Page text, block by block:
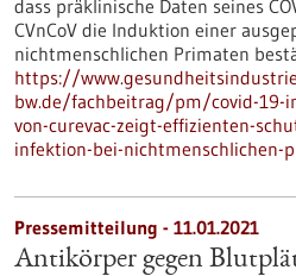
dass präklinische Daten seines
CVnCoV die Induktion einer
nichtmenschlichen Primaten
https://
bw.de/fachbeitrag/pm/covid-19-
von-curevac-zeigt-effizienten-
infektion-bei-nichtmenschlichen-
Pressemitteilung - 11.01.2021
Antikörper gegen